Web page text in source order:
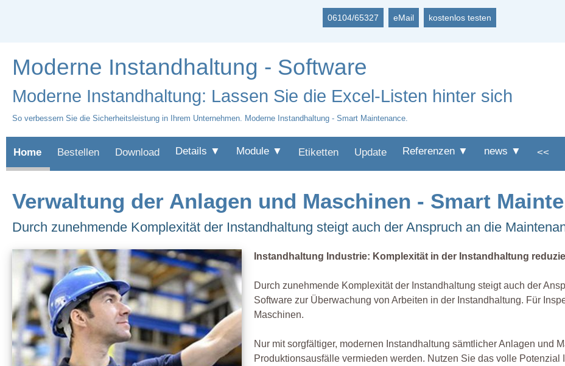
06104/65327 eMail kostenlos testen
Moderne Instandhaltung - Software
Moderne Instandhaltung: Lassen Sie die Excel-Listen hinter sich
So verbessern Sie die Sicherheitsleistung in Ihrem Unternehmen. Moderne Instandhaltung - Smart Maintenance.
Home Bestellen Download Details ▼ Module ▼ Etiketten Update Referenzen ▼ news ▼ <<
Verwaltung der Anlagen und Maschinen - Smart
Durch zunehmende Komplexität der Instandhaltung steigt auch der Anspruch an die
Instandhaltung Industrie: Komplexität in der Instandhaltung
Durch zunehmende Komplexität der Instandhaltung steigt auch der
Software zur Überwachung von Arbeiten in der Instandhaltung. Für
Maschinen.
Nur mit sorgfältiger, modernen Instandhaltung sämtlicher Anlagen und
Produktionsausfälle vermieden werden. Nutzen Sie das volle